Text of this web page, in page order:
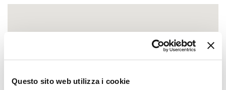
Questo sito web utilizza i cookie